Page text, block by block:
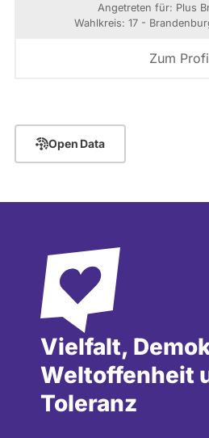
Angetreten für: Plus
Wahlkreis: 17 -
Zum
Open Data
Vielfalt,
Weltoffenheit
Toleranz